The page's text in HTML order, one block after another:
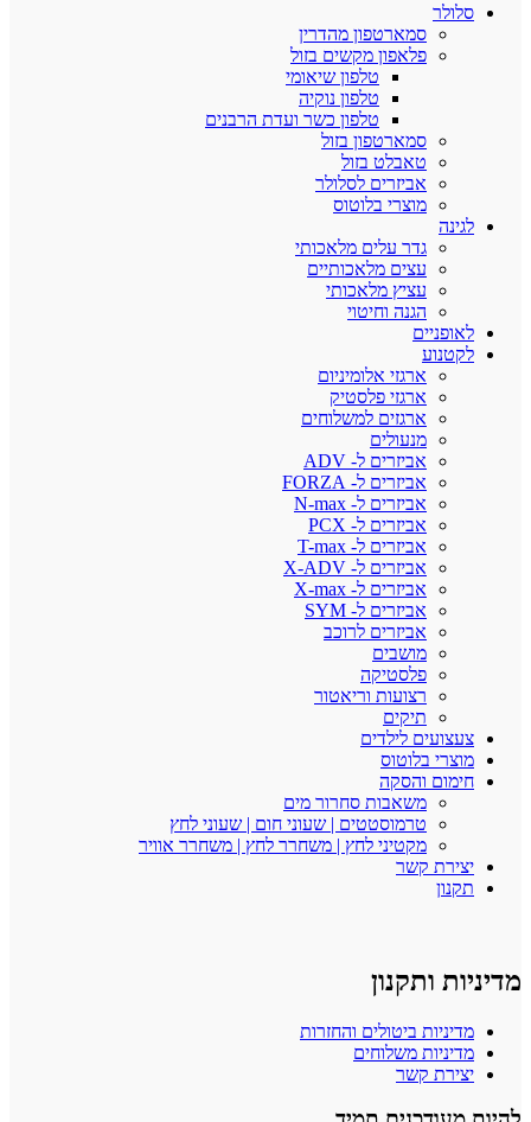
סלולר
סמארטפון מהדרין
פלאפון מקשים בזול
טלפון שיאומי
טלפון נוקיה
טלפון כשר ועדת הרבנים
סמארטפון בזול
טאבלט בזול
אביזרים לסלולר
מוצרי בלוטוס
לגינה
גדר עלים מלאכותי
עצים מלאכותיים
עציץ מלאכותי
הגנה וחיטוי
לאופניים
לקטנוע
ארגזי אלומיניום
ארגזי פלסטיק
ארגזים למשלוחים
מנעולים
אביזרים ל- ADV
אביזרים ל- FORZA
אביזרים ל- N-max
אביזרים ל- PCX
אביזרים ל- T-max
אביזרים ל- X-ADV
אביזרים ל- X-max
אביזרים ל- SYM
אביזרים לרוכב
מושבים
פלסטיקה
רצועות וריאטור
תיקים
צעצועים לילדים
מוצרי בלוטוס
חימום והסקה
משאבות סחרור מים
טרמוסטטים | שעוני חום | שעוני לחץ
מקטיני לחץ | משחרר לחץ | משחרר אוויר
יצירת קשר
תקנון
מדיניות ותקנון
מדיניות ביטולים והחזרות
מדיניות משלוחים
יצירת קשר